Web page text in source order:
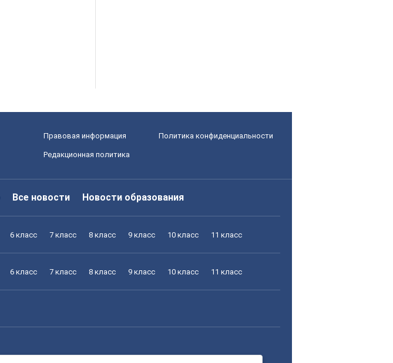
Правовая информация Политика конфиденциальности
Редакционная политика
Все новости Новости образования
6 класс 7 класс 8 класс 9 класс 10 класс 11 класс
6 класс 7 класс 8 класс 9 класс 10 класс 11 класс